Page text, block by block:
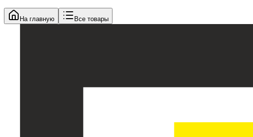
На главную Все товары